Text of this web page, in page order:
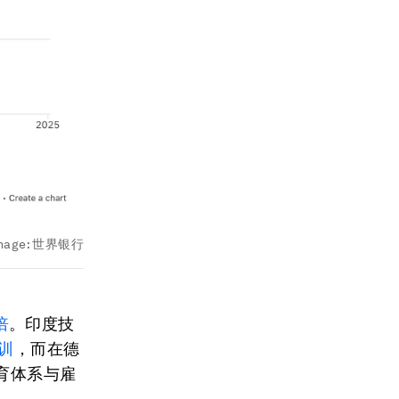
世界银行
。印度技
，而在德
体系与雇